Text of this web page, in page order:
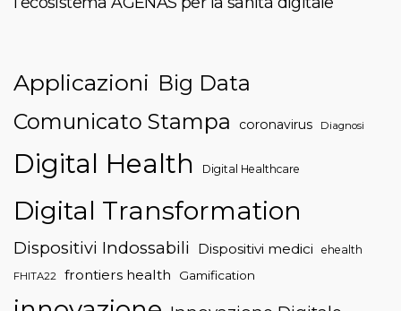
Applicazioni Big Data
Comunicato Stampa
coronavirus Diagnosi
Digital Health Digital Healthcare
Digital Transformation
Dispositivi Indossabili Dispositivi medici ehealth
FHITA22 frontiers health Gamification